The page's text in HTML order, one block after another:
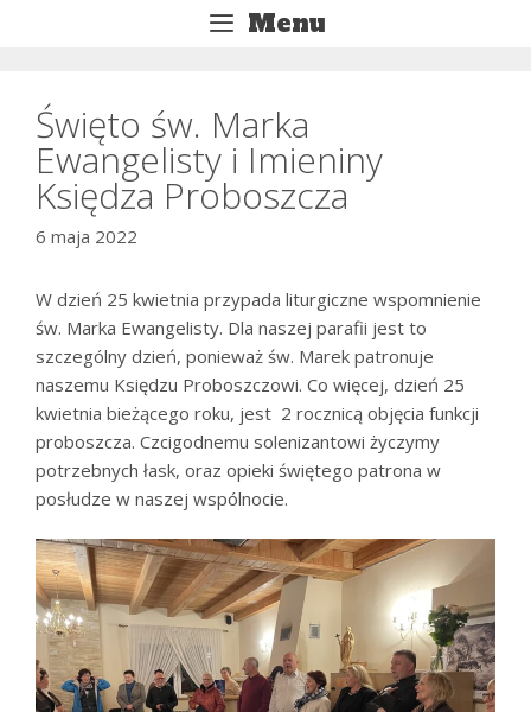
Menu
Święto św. Marka
Ewangelisty i Imieniny
Księdza Proboszcza
6 maja 2022
W dzień 25 kwietnia przypada liturgiczne wspomnienie
św. Marka Ewangelisty. Dla naszej parafii jest to
szczególny dzień, ponieważ św. Marek patronuje
naszemu Księdzu Proboszczowi. Co więcej, dzień 25
kwietnia bieżącego roku, jest 2 rocznicą objęcia funkcji
proboszcza. Czcigodnemu solenizantowi życzymy
potrzebnych łask, oraz opieki świętego patrona w
posłudze w naszej wspólnocie.